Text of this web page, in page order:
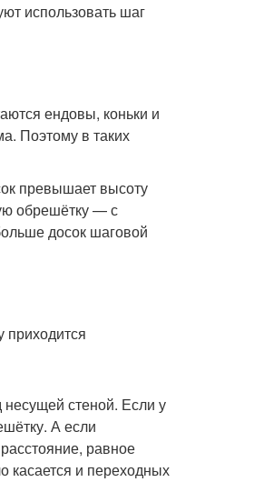
использовать шаг
ендовы, коньки и
Поэтому в таких
превышает высоту
обрешётку — с
досок шаговой
приходится
несущей стеной. Если у
А если
равное
касается и переходных